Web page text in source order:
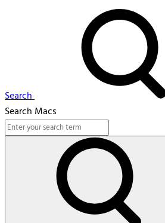
Search
Search Macs